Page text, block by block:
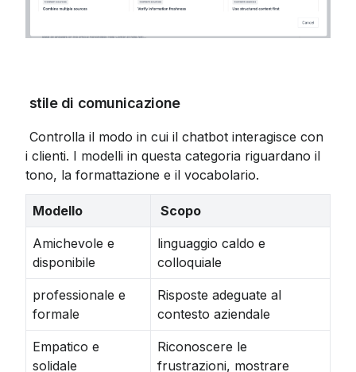
stile di comunicazione
i clienti. I modelli in questa categoria riguardano il
tono, la formattazione e il vocabolario.
Modello Scopo
Amichevole e
disponibile
linguaggio caldo e
colloquiale
professionale e
formale
Risposte adeguate al
contesto aziendale
Empatico e
solidale
Riconoscere le
frustrazioni, mostrare